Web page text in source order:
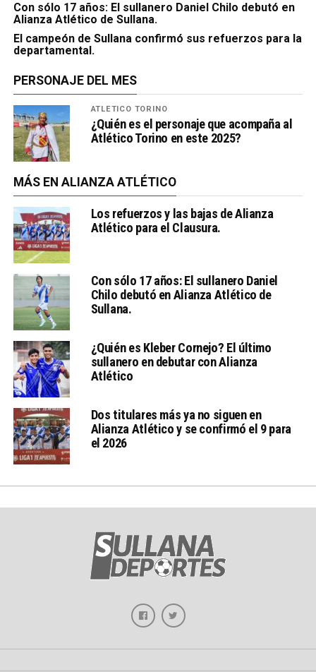
Con sólo 17 años: El sullanero Daniel Chilo debutó en
Alianza Atlético de Sullana.
El campeón de Sullana confirmó sus refuerzos para la
departamental.
PERSONAJE DEL MES
ATLÉTICO TORINO
¿Quién es el personaje que acompaña al
Atlético Torino en este 2025?
MÁS EN ALIANZA ATLÉTICO
Los refuerzos y las bajas de Alianza
Atlético para el Clausura.
Con sólo 17 años: El sullanero Daniel
Chilo debutó en Alianza Atlético de
Sullana.
¿Quién es Kleber Cornejo? El último
sullanero en debutar con Alianza
Atlético
Dos titulares más ya no siguen en
Alianza Atlético y se confirmó el 9 para
el 2026